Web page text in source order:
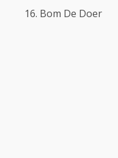
Bom De Doer